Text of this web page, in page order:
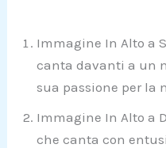
Immagine In Alto a
canta davanti a un
sua passione per la
Immagine In Alto a
che canta con